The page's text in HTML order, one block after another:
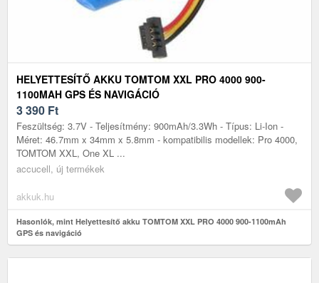
HELYETTESÍTŐ AKKU TOMTOM XXL PRO 4000 900-
1100MAH GPS ÉS NAVIGÁCIÓ
3 390 Ft
Feszültség: 3.7V - Teljesítmény: 900mAh/3.3Wh - Típus: Li-Ion -
Méret: 46.7mm x 34mm x 5.8mm - kompatibilis modellek: Pro 4000,
TOMTOM XXL, One XL ...
accucell, új termékek
akkuk.hu
Hasonlók, mint Helyettesítő akku TOMTOM XXL PRO 4000 900-1100mAh
GPS és navigáció